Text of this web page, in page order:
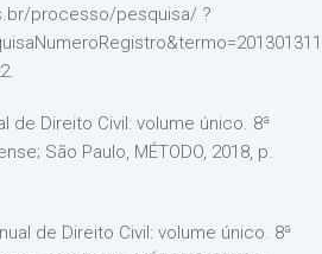
processo/pesquisa/ ?
de Direito Civil: volume único. 8ª
São Paulo, MÉTODO, 2018, p.
de Direito Civil: volume único. 8ª